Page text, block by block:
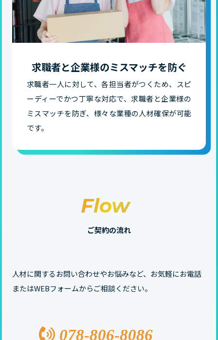
求職者と企業様のミスマッチを防ぐ
求職者一人に対して、各担当者がつくため、スピ
ーディーでかつ丁寧な対応で、求職者と企業様の
ミスマッチを防ぎ、様々な業種の人材確保が可能
です。
Flow
ご契約の流れ
人材に関するお問い合わせやお悩みなど、お気軽にお電話
またはWEBフォームからご相談ください。